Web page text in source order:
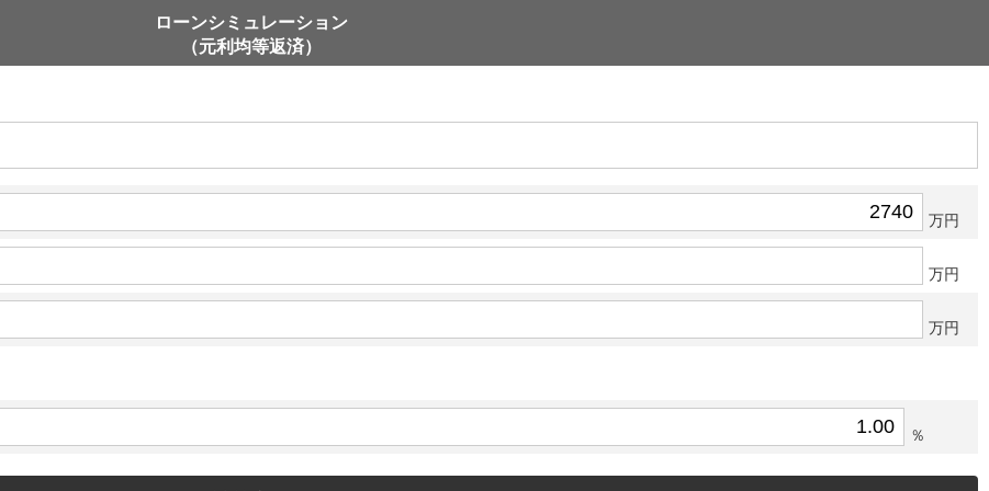
ローンシミュレーション
（元利均等返済）
万円
万円
万円
％